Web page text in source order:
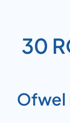
30
Ofwel